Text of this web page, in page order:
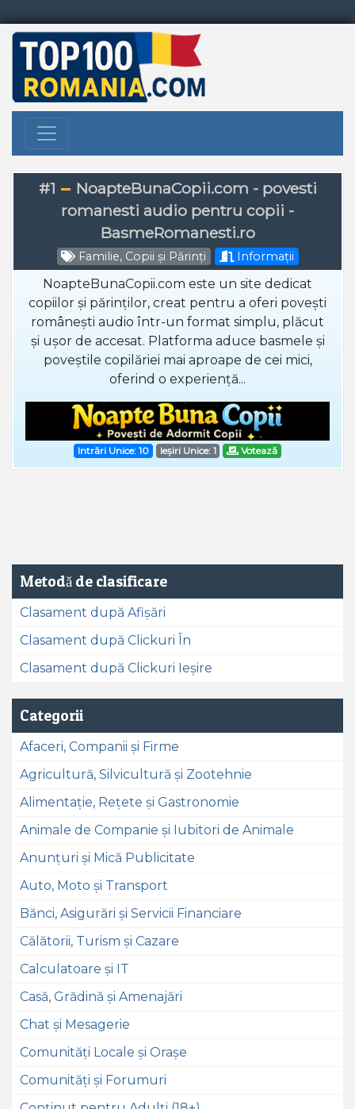
#1
NoapteBunaCopii.com - povesti
romanesti audio pentru copii -
BasmeRomanesti.ro
Familie, Copii și Părinți Informații
NoapteBunaCopii.com este un site dedicat
copiilor și părinților, creat pentru a oferi povești
românești audio într-un format simplu, plăcut
și ușor de accesat. Platforma aduce basmele și
poveștile copilăriei mai aproape de cei mici,
oferind o experiență...
Intrări Unice: 10 Ieșiri Unice: 1 Votează
Metodă de clasificare
Clasament după Afișări
Clasament după Clickuri În
Clasament după Clickuri Ieșire
Categorii
Afaceri, Companii și Firme
Agricultură, Silvicultură și Zootehnie
Alimentație, Rețete și Gastronomie
Animale de Companie și Iubitori de Animale
Anunțuri și Mică Publicitate
Auto, Moto și Transport
Bănci, Asigurări și Servicii Financiare
Călătorii, Turism și Cazare
Calculatoare și IT
Casă, Grădină și Amenajări
Chat și Mesagerie
Comunități Locale și Orașe
Comunități și Forumuri